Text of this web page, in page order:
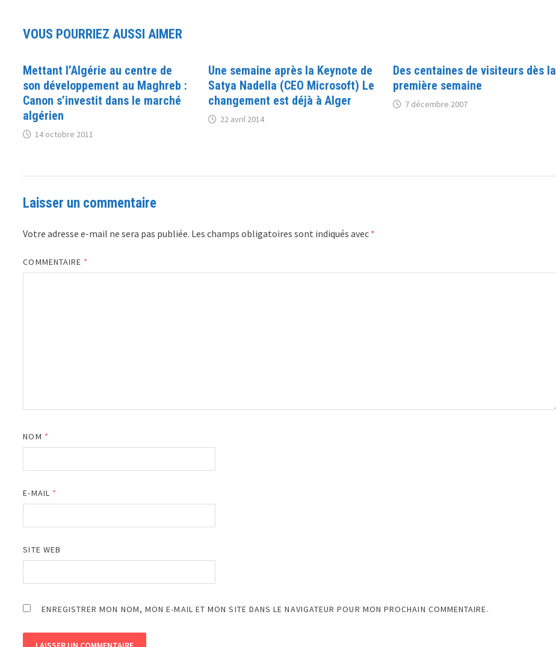
VOUS POURRIEZ AUSSI AIMER
Mettant l’Algérie au centre de
son développement au Maghreb :
Canon s’investit dans le marché
algérien
14 octobre 2011
Une semaine après la Keynote de
Satya Nadella (CEO Microsoft) Le
changement est déjà à Alger
22 avril 2014
Des centaines de visiteurs dès la
première semaine
7 décembre 2007
Laisser un commentaire
Votre adresse e-mail ne sera pas publiée. Les champs obligatoires sont indiqués avec *
COMMENTAIRE *
NOM *
E-MAIL *
SITE WEB
ENREGISTRER MON NOM, MON E-MAIL ET MON SITE DANS LE NAVIGATEUR POUR MON PROCHAIN COMMENTAIRE.